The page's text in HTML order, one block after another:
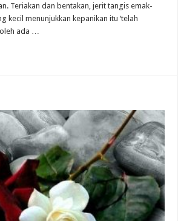
Teriakan dan bentakan, jerit tangis emak-
kecil menunjukkan kepanikan itu ‘telah
ada …